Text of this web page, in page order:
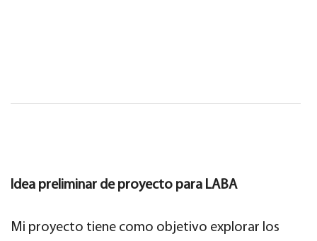
Idea preliminar de proyecto para LABA
Mi proyecto tiene como objetivo explorar los